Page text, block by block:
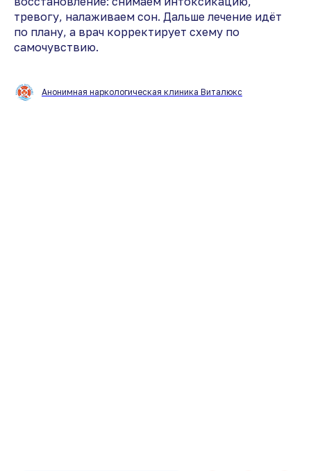
тревогу, налаживаем сон. Дальше лечение идёт
по плану, а врач корректирует схему по
самочувствию.
Анонимная наркологическая клиника Виталюкс